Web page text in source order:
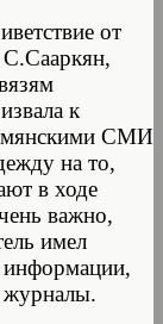
от
к
СМИ
на то,
в ходе
важно,
имел
информации,
журналы.